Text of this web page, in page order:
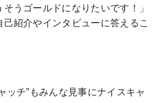
そうゴールドになりたいです！」
紹介やインタビューに答えるこ
ッチ”もみんな見事にナイスキャ